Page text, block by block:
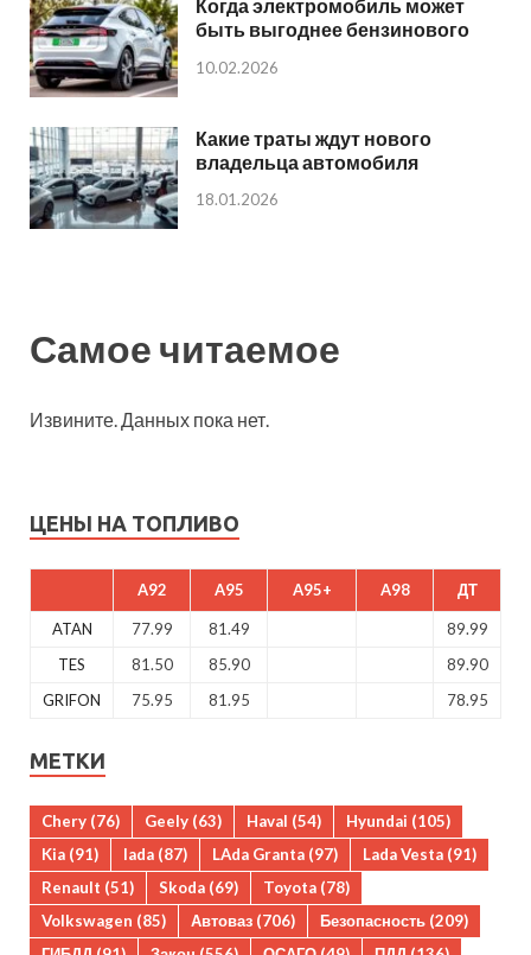
Когда электромобиль может
быть выгоднее бензинового
10.02.2026
Какие траты ждут нового
владельца автомобиля
18.01.2026
Самое читаемое
Извините. Данных пока нет.
ЦЕНЫ НА ТОПЛИВО
A92 A95 A95+ A98 ДТ
ATAN 77.99 81.49
89.99
TES
81.50 85.90
89.90
GRIFON
75.95 81.95 78.95
МЕТКИ
Chery (76) Geely (63) Haval (54) Hyundai (105)
Kia (91) lada (87) LAda Granta (97) Lada Vesta (91)
Renault (51) Skoda (69) Toyota (78)
Volkswagen (85) Автоваз (706) Безопасность (209)